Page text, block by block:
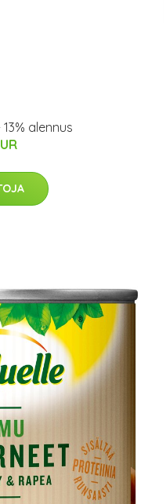
alennus